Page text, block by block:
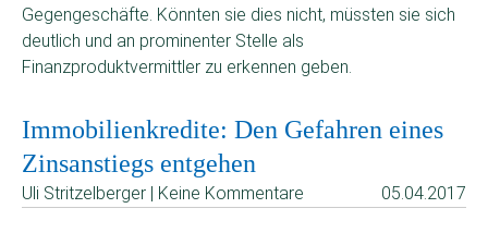
Gegengeschäfte. Könnten sie dies nicht, müssten sie sich
deutlich und an prominenter Stelle als
Finanzproduktvermittler zu erkennen geben.
Immobilienkredite: Den Gefahren eines
Zinsanstiegs entgehen
Uli Stritzelberger | Keine Kommentare 05.04.2017